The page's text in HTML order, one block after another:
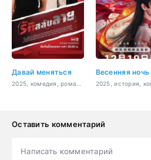
Давай меняться Весенняя ночь
Оставить комментарий
Написать комментарий